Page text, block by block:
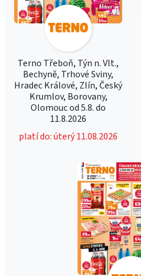
Terno Třeboň, Týn n. Vlt.,
Bechyně, Trhové Sviny,
Hradec Králové, Zlín, Český
Krumlov, Borovany,
Olomouc od 5.8. do
11.8.2026
platí do: úterý 11.08.2026